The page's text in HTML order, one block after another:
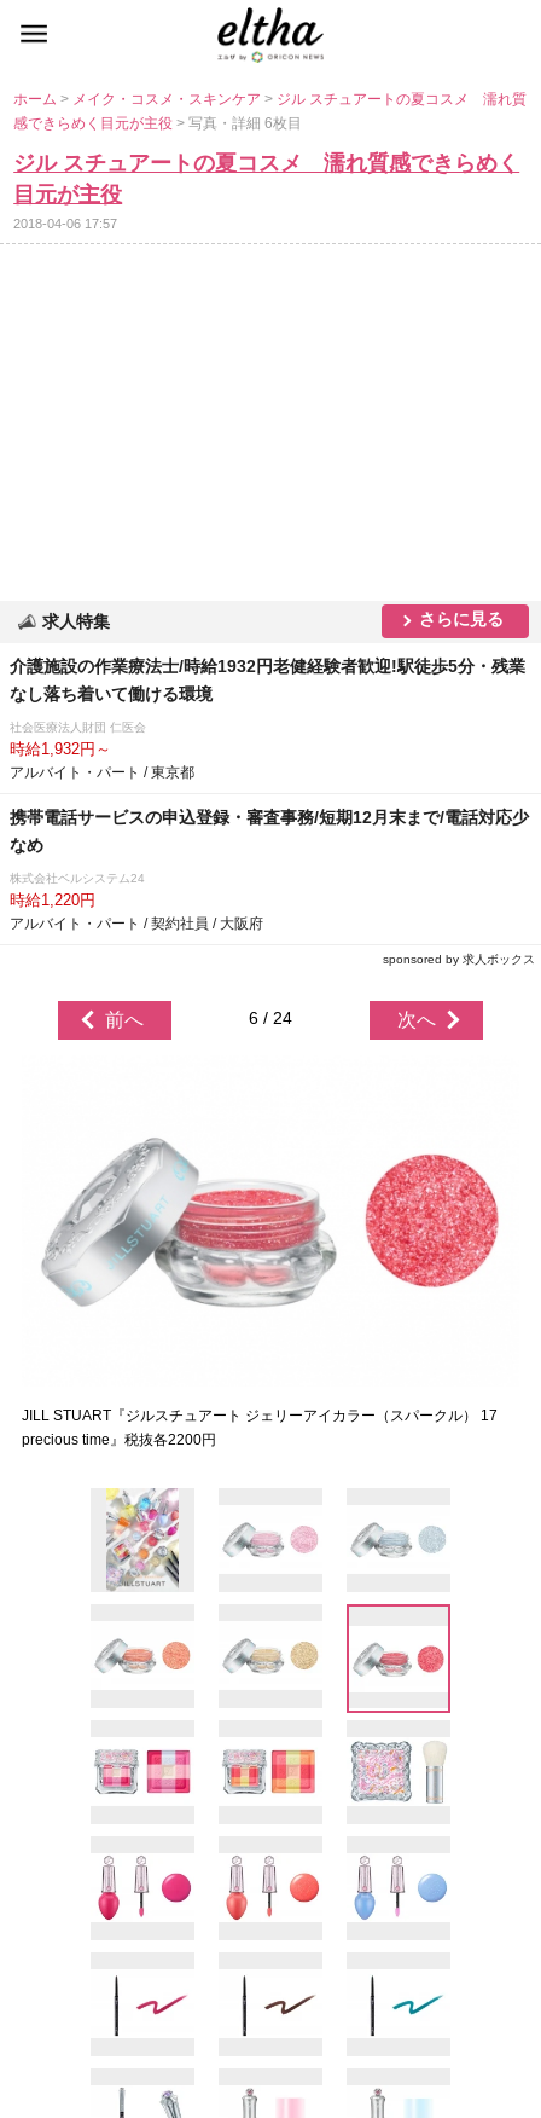
ホーム> メイク・コスメ・スキンケア> ジル スチュアートの夏コスメ 濡れ質
感できらめく目元が主役> 写真・詳細 6枚目
ジル スチュアートの夏コスメ 濡れ質感できらめく
目元が主役
2018-04-06 17:57
求人特集 さらに見る
介護施設の作業療法士/時給1932円老健経験者歓迎!駅徒歩5分・残業
なし落ち着いて働ける環境
社会医療法人財団 仁医会
時給1,932円～
アルバイト・パート / 東京都
携帯電話サービスの申込登録・審査事務/短期12月末まで/電話対応少
なめ
株式会社ベルシステム24
時給1,220円
アルバイト・パート / 契約社員 / 大阪府
sponsored by 求人ボックス
前へ 6 / 24 次へ
JILL STUART『ジルスチュアート ジェリーアイカラー（スパークル） 17
precious time』税抜各2200円